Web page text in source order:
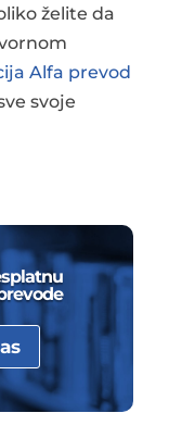
želite da
Alfa prevod
svoje